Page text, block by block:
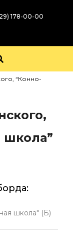
178-00-00
“Конно-
школа”
школа" (Б)